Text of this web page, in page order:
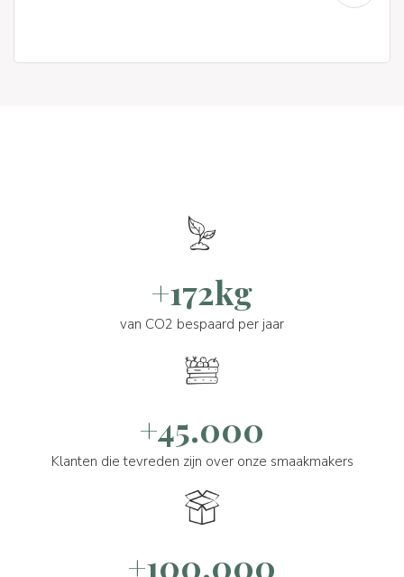
+172kg
van CO2 bespaard per jaar
+45.000
Klanten die tevreden zijn over onze smaakmakers
+100.000